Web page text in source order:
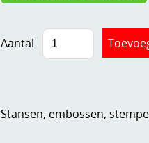
Aantal
Stansen, embossen,